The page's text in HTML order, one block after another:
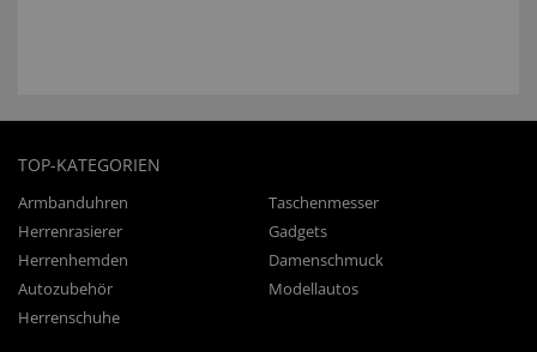
TOP-KATEGORIEN
Armbanduhren
Taschenmesser
Herrenrasierer
Gadgets
Herrenhemden
Damenschmuck
Autozubehör
Modellautos
Herrenschuhe